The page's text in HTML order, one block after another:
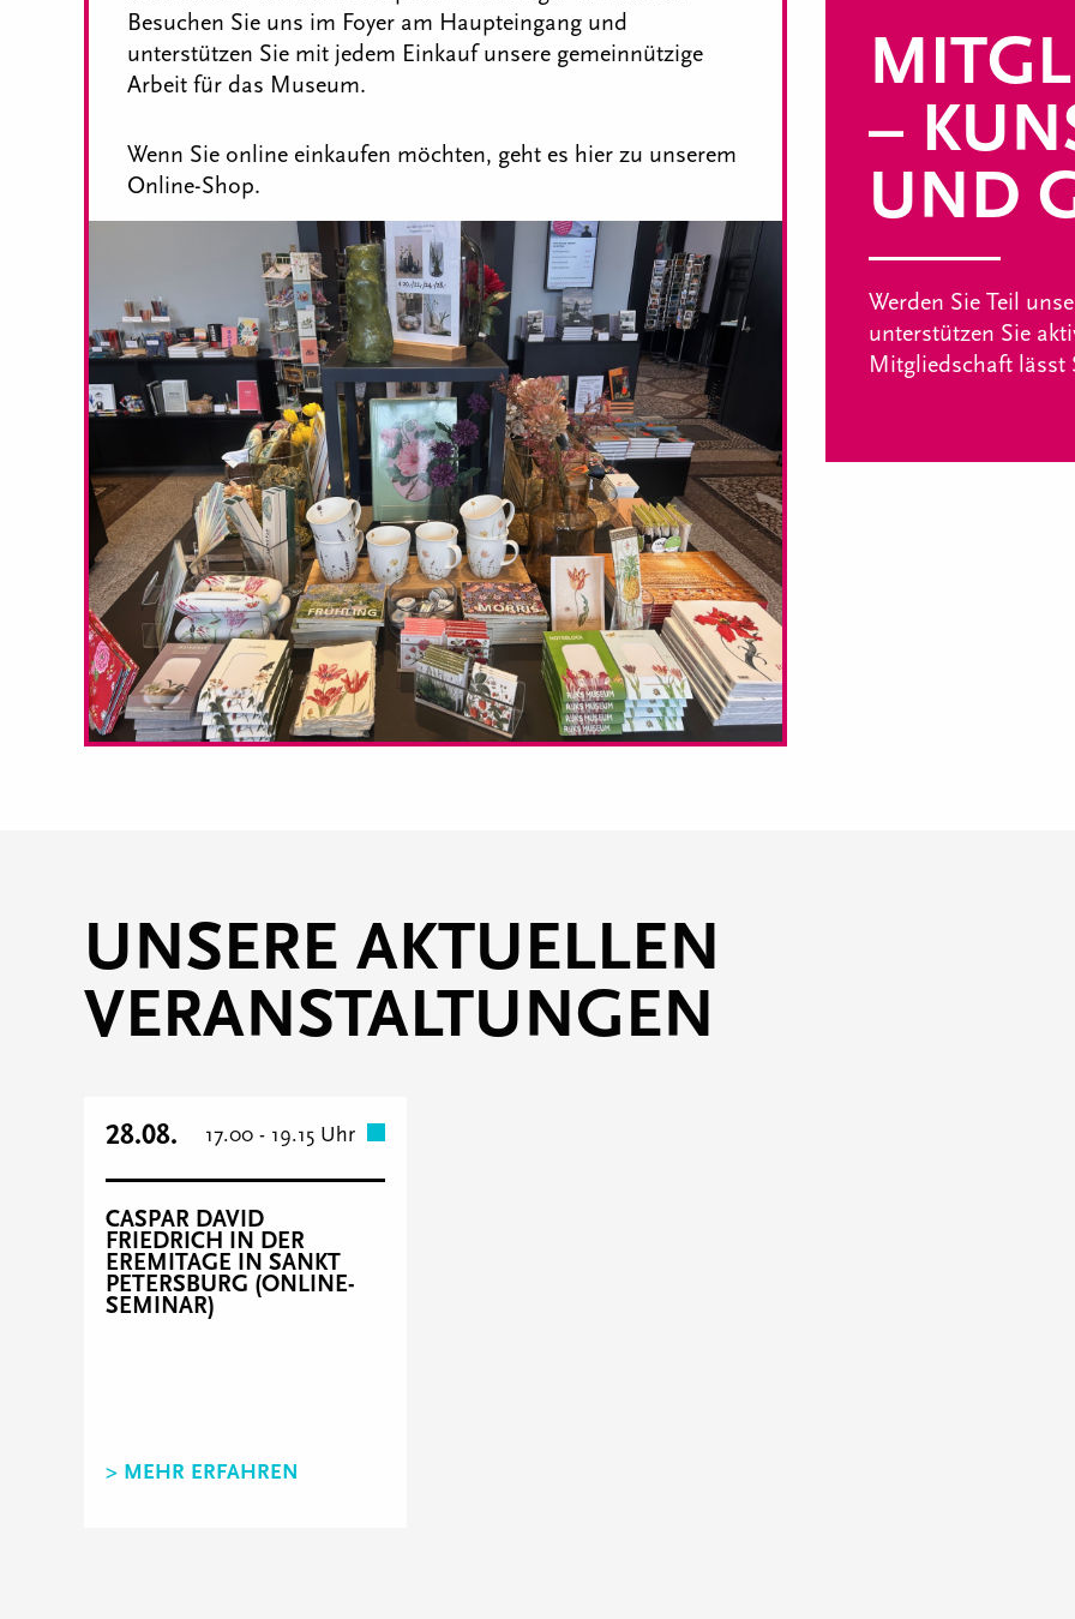
Besuchen Sie uns im Foyer am Haupteingang und
unterstützen Sie mit jedem Einkauf unsere gemeinnützige
Arbeit für das Museum.
Wenn Sie online einkaufen möchten, geht es hier zu unserem
Online-Shop.
–
UND
Werden Sie Teil
unterstützen Sie
Mitgliedschaft lässt
UNSERE AKTUELLEN
VERANSTALTUNGEN
28.08. 17.00 - 19.15 Uhr
CASPAR DAVID
FRIEDRICH IN DER
EREMITAGE IN SANKT
PETERSBURG (ONLINE-
SEMINAR)
> MEHR ERFAHREN